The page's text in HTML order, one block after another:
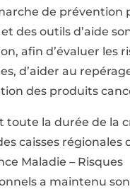
de prévention
des outils d’aide
afin d’évaluer les
d’aider au
des produits
toute la durée de la
caisses régionales
Maladie – Risques
a maintenu son